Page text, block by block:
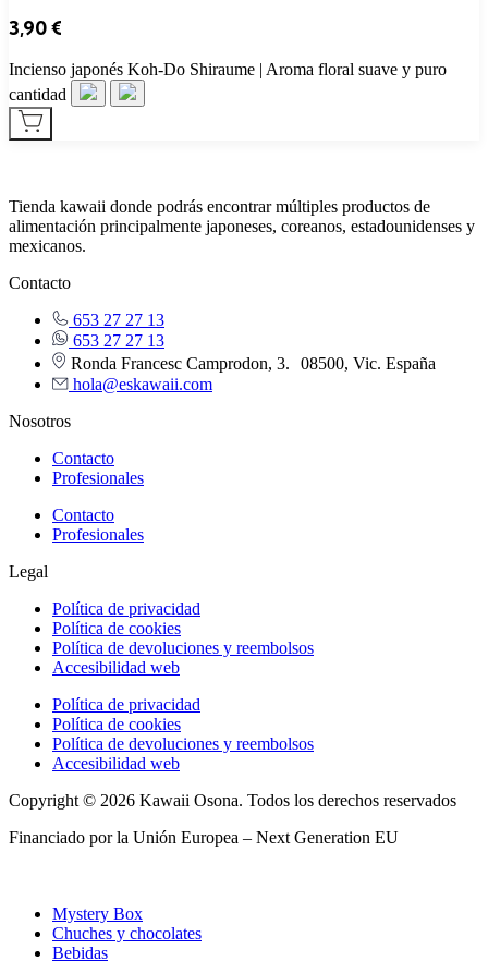
3,90€
Incienso japonés Koh‑Do Shiraume | Aroma floral suave y puro
cantidad
Tienda kawaii donde podrás encontrar múltiples productos de
alimentación principalmente japoneses, coreanos, estadounidenses y
mexicanos.
Contacto
653 27 27 13
653 27 27 13
Ronda Francesc Camprodon, 3. 08500, Vic. España
hola@eskawaii.com
Nosotros
Contacto
Profesionales
Contacto
Profesionales
Legal
Política de privacidad
Política de cookies
Política de devoluciones y reembolsos
Accesibilidad web
Política de privacidad
Política de cookies
Política de devoluciones y reembolsos
Accesibilidad web
Copyright © 2026 Kawaii Osona. Todos los derechos reservados
Financiado por la Unión Europea – Next Generation EU
Mystery Box
Chuches y chocolates
Bebidas